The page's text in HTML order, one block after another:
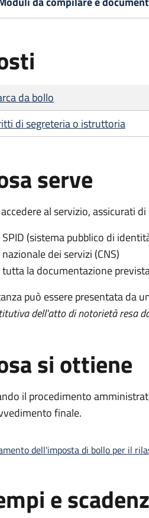
di pagamento
da bollo
di segreteria o istruttoria
serve
al servizio, assicurati di
SPID (sistema pubblico di
nazionale dei servizi (CNS)
tutta la documentazione
può essere presentata da
dell'atto di notorietà resa
si ottiene
il procedimento
finale.
dell'imposta di bollo per il
e